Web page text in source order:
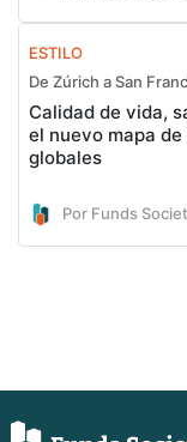
ESTILO
De Zúrich a San
Calidad de vida,
el nuevo mapa
globales
Por Funds